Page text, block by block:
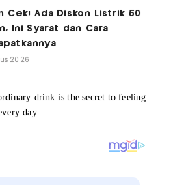
Cek! Ada Diskon Listrik 50
Ini Syarat dan Cara
2026